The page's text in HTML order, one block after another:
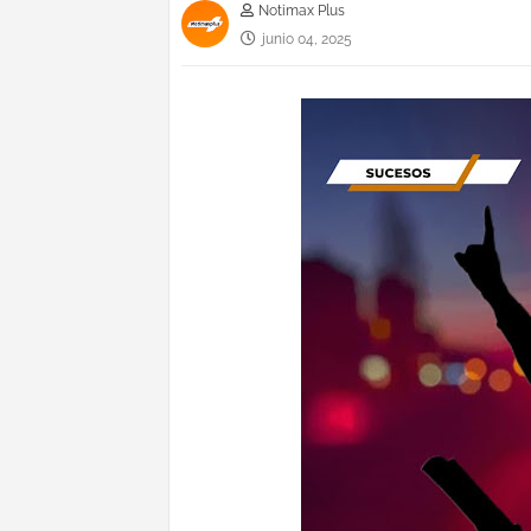
Notimax Plus
junio 04, 2025